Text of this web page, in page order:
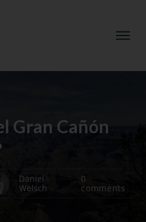
Gran Cañón
Daniel
Welsch
0
comments